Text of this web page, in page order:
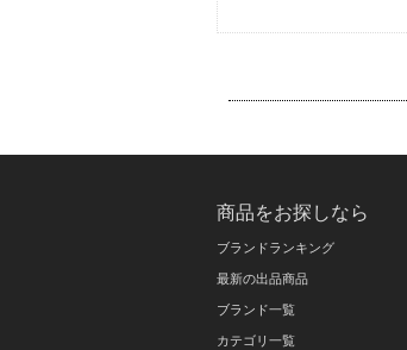
商品をお探しなら
ブランドランキング
最新の出品商品
ブランド一覧
カテゴリ一覧